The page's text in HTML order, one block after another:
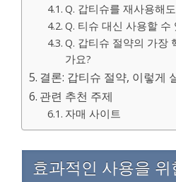
Q. 갑티슈를 재사용해
Q. 티슈 대신 사용할 수
Q. 갑티슈 절약의 가장
가요?
결론: 갑티슈 절약, 이렇게
관련 추천 주제
자매 사이트
효과적인 사용을